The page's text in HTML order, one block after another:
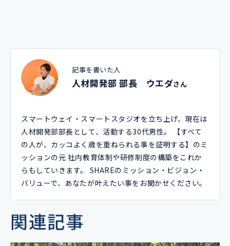
記事を書いた人
人材開発部 部長 ウエダさん
スマートウェイ・スマートスタジオを立ち上げ、現在は
人材開発部部長として、活動する30代男性。 【すべて
の人が、カッコよく歳を重ねられる事を証明する】のミ
ッションの元 社内教育体制や研修制度の構築をこれか
らもしていきます。 SHAREのミッション・ビジョン・
バリューで、あなたが叶えたい事をお聞かせください。
関連記事